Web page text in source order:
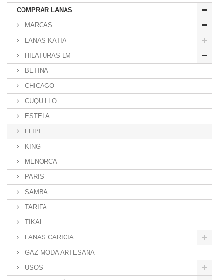
COMPRAR LANAS
MARCAS
LANAS KATIA
HILATURAS LM
BETINA
CHICAGO
CUQUILLO
ESTELA
FLIPI
KING
MENORCA
PARIS
SAMBA
TARIFA
TIKAL
LANAS CARICIA
GAZ MODA ARTESANA
USOS